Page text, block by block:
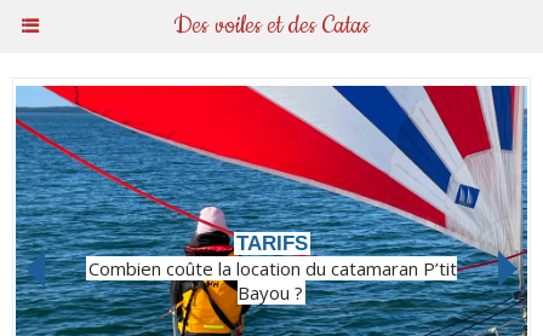
Des voiles et des Catas
TARIFS
Combien coûte la location du catamaran P’tit
Bayou ?